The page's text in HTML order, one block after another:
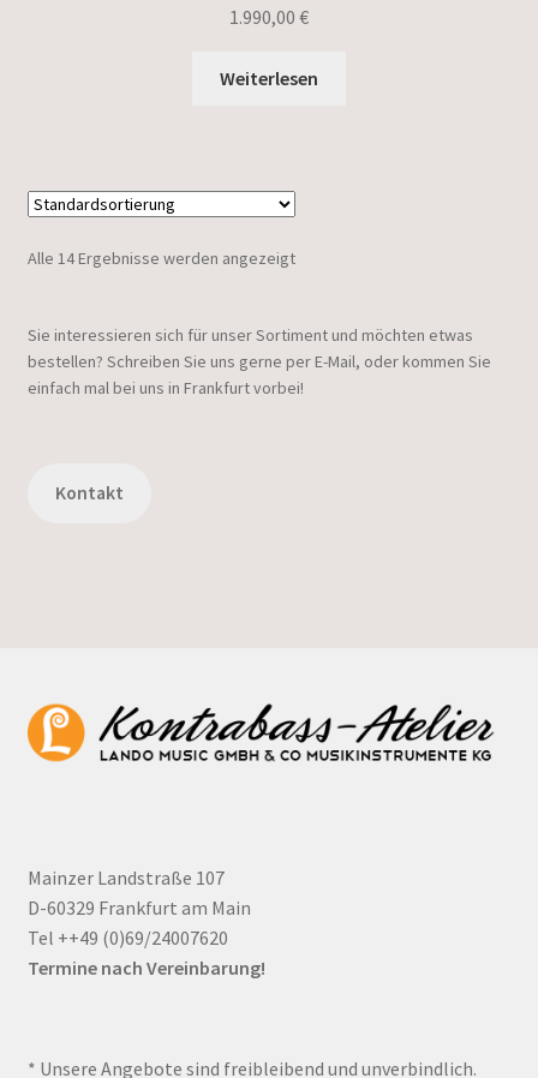
1.990,00 €
Weiterlesen
Alle 14 Ergebnisse werden angezeigt
Sie interessieren sich für unser Sortiment und möchten etwas
bestellen? Schreiben Sie uns gerne per E-Mail, oder kommen Sie
einfach mal bei uns in Frankfurt vorbei!
Kontakt
Mainzer Landstraße 107
D-60329 Frankfurt am Main
Tel ++49 (0)69/24007620
Termine nach Vereinbarung!
* Unsere Angebote sind freibleibend und unverbindlich.